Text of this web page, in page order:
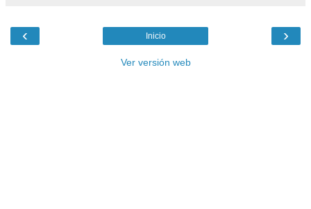
‹ ›
Inicio
Ver versión web